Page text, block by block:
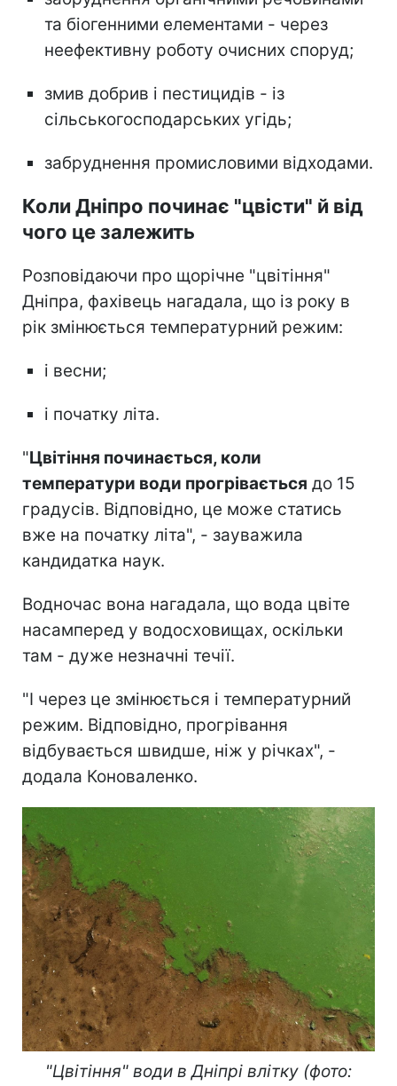
та біогенними елементами - через
неефективну роботу очисних споруд;
змив добрив і пестицидів - із
сільськогосподарських угідь;
забруднення промисловими відходами.
Коли Дніпро починає "цвісти" й від
чого це залежить
Розповідаючи про щорічне "цвітіння"
Дніпра, фахівець нагадала, що із року в
рік змінюється температурний режим:
і весни;
і початку літа.
"Цвітіння починається, коли
температури води прогрівається до 15
градусів. Відповідно, це може статись
вже на початку літа", - зауважила
кандидатка наук.
Водночас вона нагадала, що вода цвіте
насамперед у водосховищах, оскільки
там - дуже незначні течії.
"І через це змінюється і температурний
режим. Відповідно, прогрівання
відбувається швидше, ніж у річках", -
додала Коноваленко.
"Цвітіння" води в Дніпрі влітку (фото: